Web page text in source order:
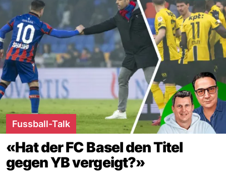
Fussball-Talk
«Hat der FC Basel den Titel
gegen YB vergeigt?»